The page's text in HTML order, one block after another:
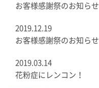
お客様感謝祭のお知らせ
2019.12.19
お客様感謝祭のお知らせ
2019.03.14
花粉症にレンコン！